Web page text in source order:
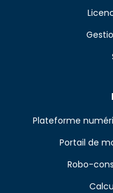
Plateforme
Portail de
Robo-